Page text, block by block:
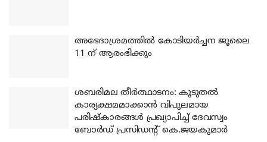
അഭേദാശ്രമത്തില്‍ കോടിയര്‍ച്ചന ജൂലൈ
11 ന് ആരംഭിക്കും
ശബരിമല തീര്‍ത്ഥാടനം: കൂടുതല്‍
കാര്യക്ഷമമാക്കാന്‍ വിപുലമായ
പരിഷ്‌കാരങ്ങള്‍ പ്രഖ്യാപിച്ച് ദേവസ്വം
ബോര്‍ഡ് പ്രസിഡന്റ് കെ.ജയകുമാര്‍